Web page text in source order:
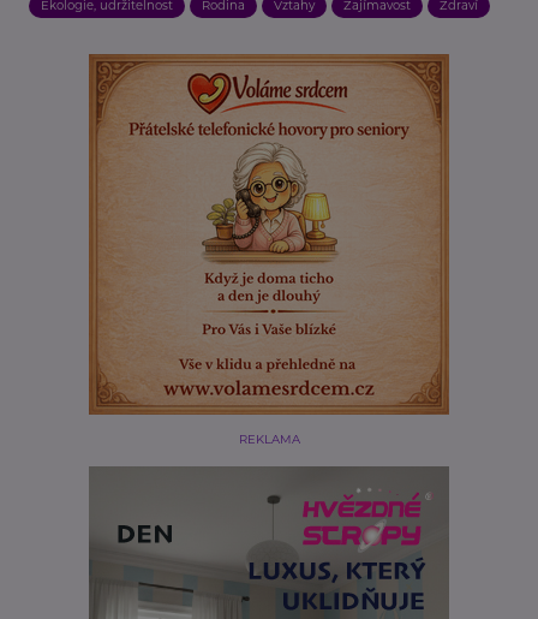
Ekologie, udržitelnost Rodina Vztahy Zajímavost Zdraví
REKLAMA